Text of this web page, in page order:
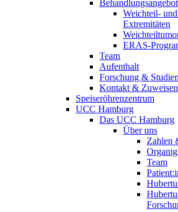
Behandlungsangebot
Weichteil-
Extremitäten
ERAS-
Team
Aufenthalt
Forschung & Studien
Kontakt &
Speiseröhrenzentrum
UCC Hamburg
Das UCC Hamburg
Über uns
Zahlen
Team